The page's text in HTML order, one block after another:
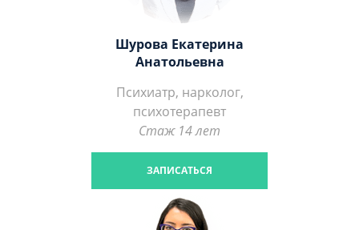
Шурова Екатерина
Анатольевна
Психиатр, нарколог,
психотерапевт
Стаж 14 лет
ЗАПИСАТЬСЯ